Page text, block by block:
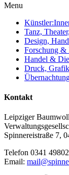
Menu
Tanz,
Design,
Forschung &
Handel &
Druck,
Kontakt
Leipziger
Spinnereistraße 7,
Telefon 0341
Email: